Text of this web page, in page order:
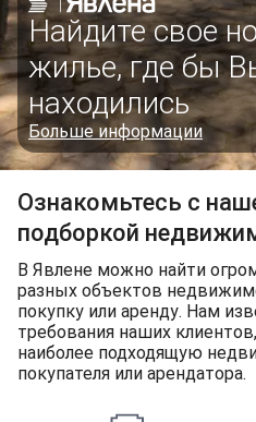
Найдите свое
жилье, где бы
находились
Больше информации
Ознакомьтесь с
подборкой
В Явлене можно найти
разных объектов
покупку или аренду. Нам
требования наших
наиболее подходящую
покупателя или арендатора.